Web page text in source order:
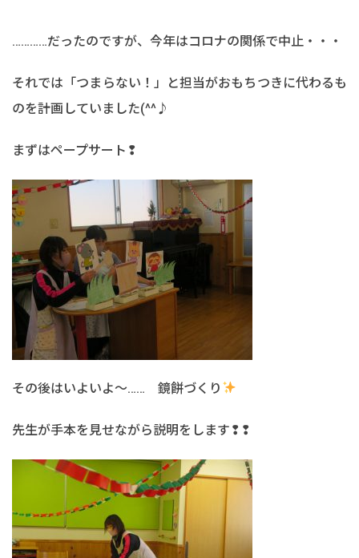
…………だったのですが、今年はコロナの関係で中止・・・
それでは「つまらない！」と担当がおもちつきに代わるも
のを計画していました(^^♪
まずはペープサート❢
その後はいよいよ～…… 鏡餅づくり
先生が手本を見せながら説明をします❢❢